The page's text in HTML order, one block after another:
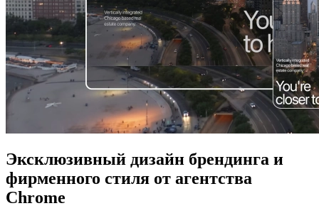
Эксклюзивный дизайн брендинга и
фирменного стиля от агентства
Chrome